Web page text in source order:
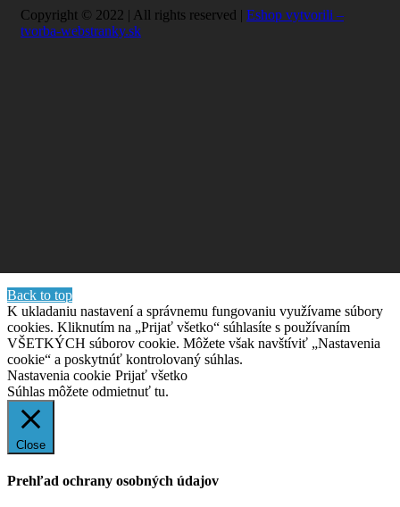
Copyright © 2022 | All rights reserved | Eshop vytvorili –
tvorba-webstranky.sk
Back to top
K ukladaniu nastavení a správnemu fungovaniu využívame súbory
cookies. Kliknutím na „Prijať všetko“ súhlasíte s používaním
VŠETKÝCH súborov cookie. Môžete však navštíviť „Nastavenia
cookie“ a poskytnúť kontrolovaný súhlas.
Nastavenia cookie Prijať všetko
Súhlas môžete odmietnuť tu.
Close
Prehľad ochrany osobných údajov